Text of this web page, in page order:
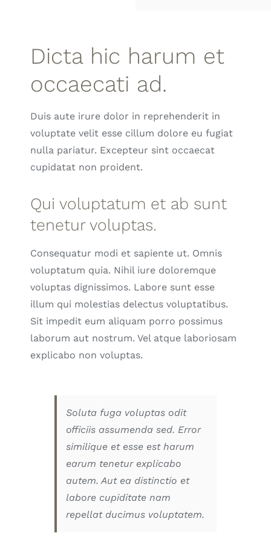
Dicta hic harum et
occaecati ad.
Duis aute irure dolor in reprehenderit in
voluptate velit esse cillum dolore eu fugiat
nulla pariatur. Excepteur sint occaecat
cupidatat non proident.
Qui voluptatum et ab sunt
tenetur voluptas.
Consequatur modi et sapiente ut. Omnis
voluptatum quia. Nihil iure doloremque
voluptas dignissimos. Labore sunt esse
illum qui molestias delectus voluptatibus.
Sit impedit eum aliquam porro possimus
laborum aut nostrum. Vel atque laboriosam
explicabo non voluptas.
Soluta fuga voluptas odit
officiis assumenda sed. Error
similique et esse est harum
earum tenetur explicabo
autem. Aut ea distinctio et
labore cupiditate nam
repellat ducimus voluptatem.